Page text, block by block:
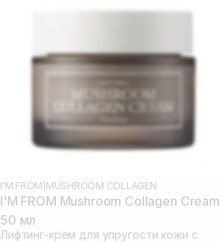
I'M FROM MUSHROOM COLLAGEN
I'M FROM Mushroom Collagen Cream
50 мл
Лифтинг-крем для упругости кожи с